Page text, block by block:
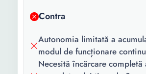
Slot memorie:
Sistem de
operare
compatibil:
Universal
Contra
Autonomia limitată a
modul de funcționare
Necesită încărcare completă